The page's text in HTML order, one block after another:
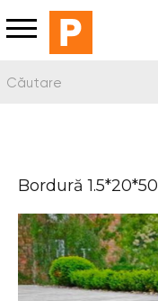
Bordură 1.5*20*50